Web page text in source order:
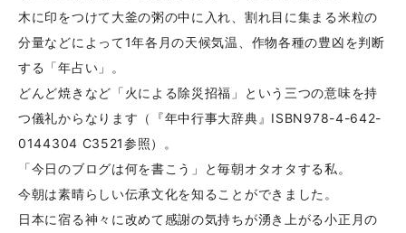
木に印をつけて大釜の粥の中に入れ、割れ目に集まる米粒の
分量などによって1年各月の天候気温、作物各種の豊凶を判断
する「年占い」。
どんど焼きなど「火による除災招福」という三つの意味を持
つ儀礼からなります（『年中行事大辞典』ISBN978-4-642-
0144304 C3521参照）。
「今日のブログは何を書こう」と毎朝オタオタする私。
今朝は素晴らしい伝承文化を知ることができました。
日本に宿る神々に改めて感謝の気持ちが湧き上がる小正月の